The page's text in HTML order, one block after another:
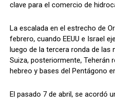
clave para el comercio de
La escalada en el estrecho de
febrero, cuando EEUU e Israel
luego de la tercera ronda de las
Suiza, posteriormente, Teherán
hebreo y bases del Pentágono
El pasado 7 de abril, se acordó